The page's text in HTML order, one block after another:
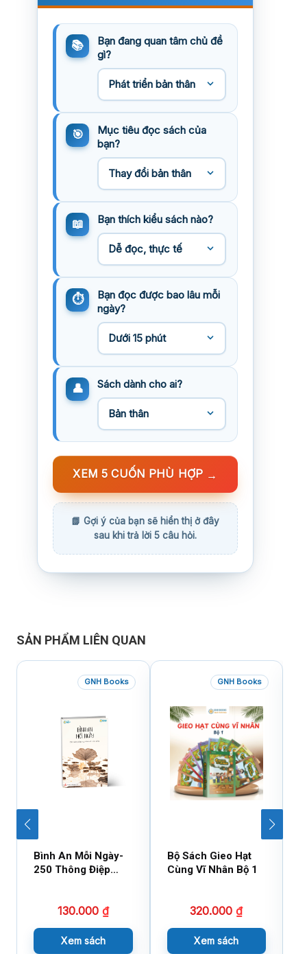
Bạn đang quan tâm chủ đề
gì?
Mục tiêu đọc sách của
bạn?
Bạn thích kiểu sách nào?
Bạn đọc được bao lâu mỗi
ngày?
Sách dành cho ai?
XEM 5 CUỐN PHÙ HỢP →
SẢN PHẨM LIÊN QUAN
GNH Books
Bình An Mỗi Ngày-
250 Thông Điệp
130.000 ₫
Xem sách
GNH Books
Bộ Sách Gieo Hạt
Cùng Vĩ Nhân Bộ 1
320.000₫
Xem sách